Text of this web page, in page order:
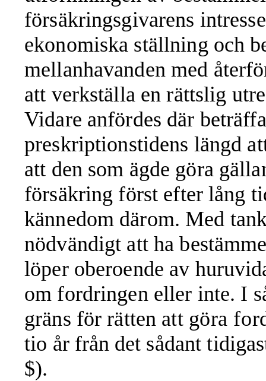
försäkringsgivarens
ekonomiska ställning och
mellanhavanden med
att verkställa en rättslig
Vidare anfördes där
preskriptionstidens längd
att den som ägde göra
försäkring först efter lång
kännedom därom. Med
nödvändigt att ha
löper oberoende av
om fordringen eller inte. I
gräns för rätten att göra
tio år från det sådant
$).